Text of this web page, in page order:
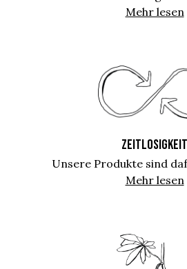
Mehr lesen
ZEITLOSIGKEIT
Unsere Produkte sind
Mehr lesen